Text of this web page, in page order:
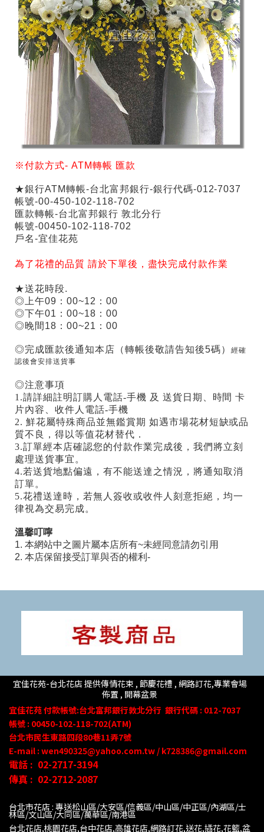
※付款方式-ATM轉帳 匯款
★銀行ATM轉帳-台北富邦銀行-銀行代碼-012-7037
帳號-00-450-102-118-702
匯款轉帳-台北富邦銀行 敦北分行
帳號-00450-102-118-702
戶名-宜佳花苑
為了花禮的品質 請於下單後，盡快完成付款作業
★送花時段.
◎上午09：00~12：00
◎下午01：00~18：00
◎晚間18：00~21：00
◎完成匯款後通知本店（轉帳後敬請告知後5碼）
經確
認後會安排送貨事
◎注意事項
1.請詳細註明訂購人電話-手機 及 送貨日期、時間 卡
片內容、收件人電話-手機
2. 鮮花屬特殊商品並無鑑賞期 如遇市場花材短缺或品
質不良，得以等值花材替代．
3.訂單經本店確認您的付款作業完成後，我們將立刻
處理送貨事宜。
4.若送貨地點偏遠，有不能送達之情況，將通知取消
訂單。
5.花禮送達時，若無人簽收或收件人刻意拒絕，均一
律視為交易完成。
溫馨叮嚀
1. 本網站中之圖片屬本店所有~未經同意請勿引用
2. 本店保留接受訂單與否的權利-
宜佳花苑-台北花店 提供傳情花束 , 節慶花禮 , 網路訂花,專業會場
佈置 , 開幕盆景
宜佳花苑付款帳號:台北富邦銀行敦北分行 銀行代碼 : 012-7037
帳號 : 00450-102-118-702(ATM)
台北市民生東路四段80巷11弄7號
E-mail : wen490325@yahoo.com.tw / k728386@gmail.com
電話 : 02-2717-3194
傳真 : 02-2712-2087
台北市花店 : 專送松山區/大安區/信義區/中山區/中正區/內湖區/士
林區/文山區/大同區/萬華區/南港區
台北花店,桃園花店,台中花店,高雄花店,網路訂花,送花,插花,花籃,盆